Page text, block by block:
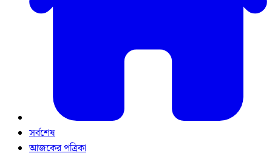
সর্বশেষ
আজকের পত্রিকা